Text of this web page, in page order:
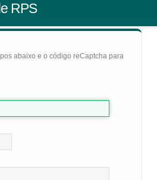
RPS
abaixo e o código reCaptcha para